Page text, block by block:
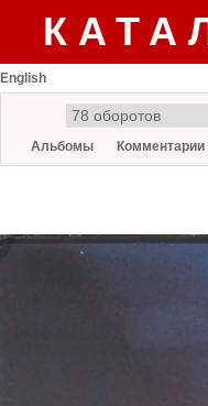
English
Альбомы Комментарии